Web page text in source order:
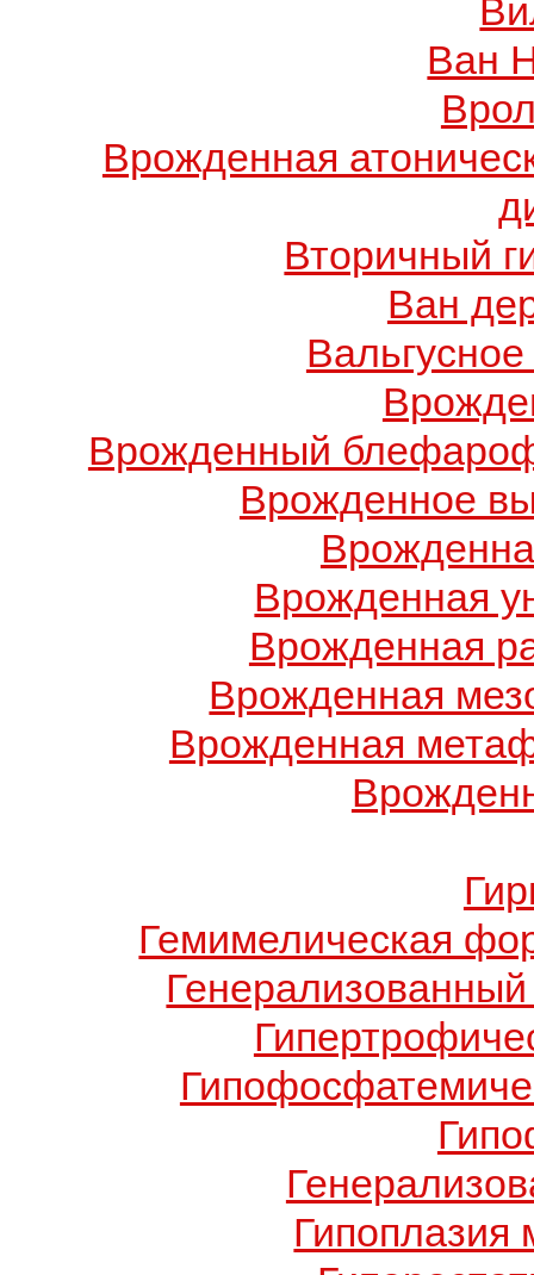
Ван
Врожденная
Вторичный
Ван
Врожденный
Врожденное
Врожденная
Врожденная
Врожденная
Врожденная
Гемимелическая
Гипоплазия